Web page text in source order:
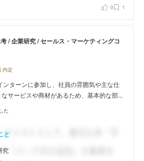
0 1
/ 企業研究 / セールス・マーケティングコ
内定
ンターンに参加し、社員の雰囲気や主な仕
サービスや商材があるため、基本的な部...
た
と
究